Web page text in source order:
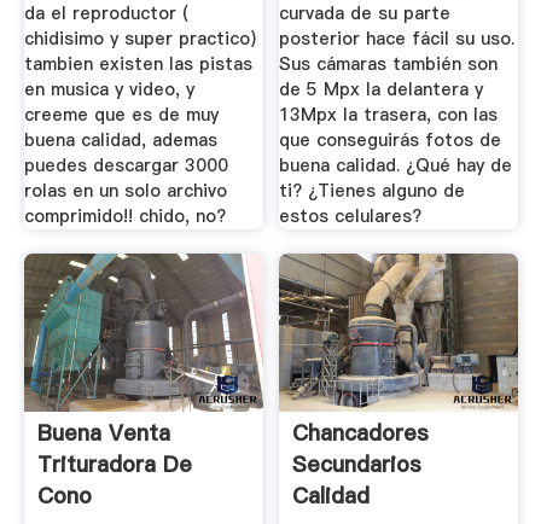
da el reproductor (
chidisimo y super practico)
tambien existen las pistas
en musica y video, y
creeme que es de muy
buena calidad, ademas
puedes descargar 3000
rolas en un solo archivo
comprimido!! chido, no?
curvada de su parte
posterior hace fácil su uso.
Sus cámaras también son
de 5 Mpx la delantera y
13Mpx la trasera, con las
que conseguirás fotos de
buena calidad. ¿Qué hay de
ti? ¿Tienes alguno de
estos celulares?
Buena Venta
Trituradora De
Cono
Chancadores
Secundarios
Calidad